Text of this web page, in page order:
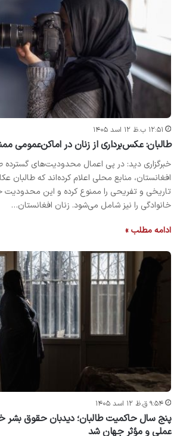
۱۲:۵۱ ب.ظ ۱۲ اسد ۱۴۰۵
طالبان: عکس‌برداری از زنان در اماکن‌عمومی
خبرگزاری دید: در پی اعمال محدودیت‌های گسترده
افغانستان، منابع محلی اعلام کرده‌اند که طالبان
تاریخی و تفریحی را ممنوع کرده و این
خانوادگی را نیز شامل می‌شود. زنان افغانستان…
ادامه مطلب »
۹:۵۴ ق.ظ ۱۲ اسد ۱۴۰۵
پنج سال حاکمیت طالبان؛ دیدبان حقوق بشر
عملی و مؤثر جهان شد